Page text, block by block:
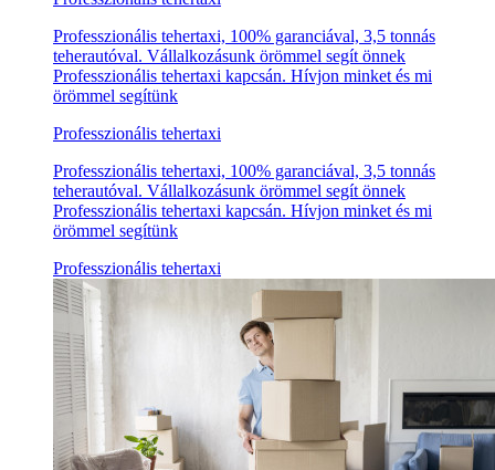
Professzionális tehertaxi, 100% garanciával, 3,5 tonnás
teherautóval. Vállalkozásunk örömmel segít önnek
Professzionális tehertaxi kapcsán. Hívjon minket és mi
örömmel segítünk
Professzionális tehertaxi
Professzionális tehertaxi, 100% garanciával, 3,5 tonnás
teherautóval. Vállalkozásunk örömmel segít önnek
Professzionális tehertaxi kapcsán. Hívjon minket és mi
örömmel segítünk
Professzionális tehertaxi